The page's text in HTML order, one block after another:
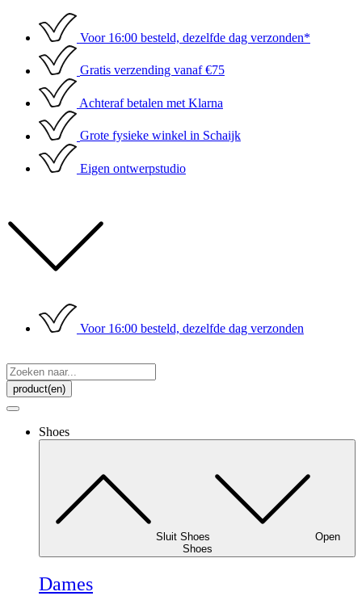
naar
inhoud
Voor 16:00 besteld, dezelfde dag verzonden*
Gratis verzending vanaf €75
Achteraf betalen met Klarna
Grote fysieke winkel in Schaijk
Eigen ontwerpstudio
Voor 16:00 besteld, dezelfde dag verzonden
Search
...product(en)
Shoes
Sluit Shoes
Open
Shoes
Dames